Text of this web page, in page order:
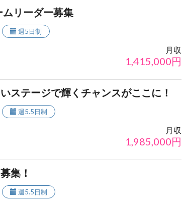
リーダー募集
週5日制
月収
1,415,000円
ステージで輝くチャンスがここに！
週5.5日制
月収
1,985,000円
集！
週5.5日制